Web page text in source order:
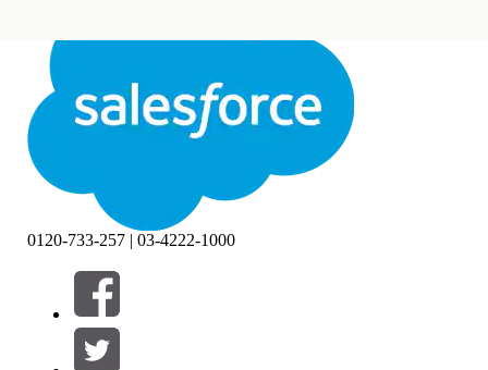
閉じる 閉じる
絞り込み条件 (0)
絞り込み条件を選択
0120-733-257 | 03-4222-1000